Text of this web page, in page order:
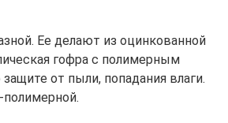
Ее делают из оцинкованной
гофра с полимерным
от пыли, попадания влаги.